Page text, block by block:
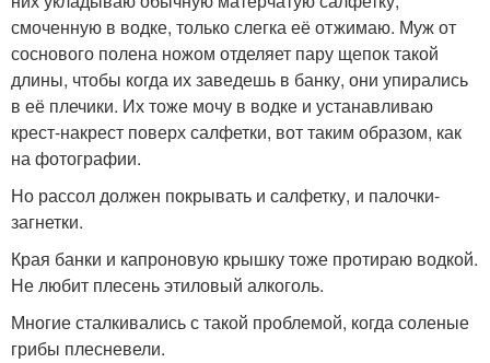
смоченную в водке, только слегка её отжимаю. Муж от
соснового полена ножом отделяет пару щепок такой
длины, чтобы когда их заведешь в банку, они упирались
в её плечики. Их тоже мочу в водке и устанавливаю
крест-накрест поверх салфетки, вот таким образом, как
на фотографии.
Но рассол должен покрывать и салфетку, и палочки-
загнетки.
Края банки и капроновую крышку тоже протираю водкой.
Не любит плесень этиловый алкоголь.
Многие сталкивались с такой проблемой, когда соленые
грибы плесневели.